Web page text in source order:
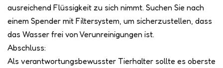
ausreichend Flüssigkeit zu sich nimmt. Suchen Sie nach
einem Spender mit Filtersystem, um sicherzustellen, dass
das Wasser frei von Verunreinigungen ist.
Abschluss:
Als verantwortungsbewusster Tierhalter sollte es oberste